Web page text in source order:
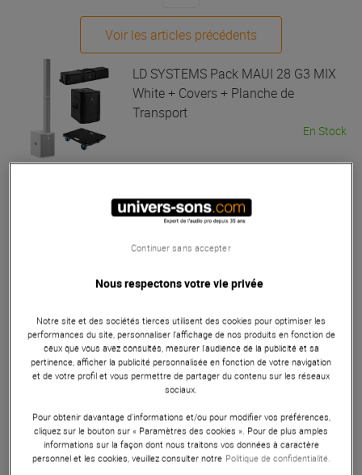
Voir les articles précédents
LD SYSTEMS Pack MAUI 28 G3 MIX
White + Covers + Planche de
Transport
En Stock
1 840 €
LD SYSTEMSMAUI 11 G3 MIX White
FBTVERTUS 2200 White
Best of
4 499 €
Nous respectons votre vie privée
Notre site et des sociétés tierces utilisent des cookies pour optimiser les
performances du site, personnaliser l’affichage de nos produits en fonction de
ceux que vous avez consultés, mesurer l'audience de la publicité et sa
pertinence, afficher la publicité personnalisée en fonction de votre navigation
et de votre profil et vous permettre de partager du contenu sur les réseaux
sociaux.
Pour obtenir davantage d'informations et/ou pour modifier vos préférences,
cliquez sur le bouton sur « Paramètres des cookies ». Pour de plus amples
informations sur la façon dont nous traitons vos données à caractère
personnel et les cookies, veuillez consulter notre Politique de confidentialité.
Continuer sans accepter